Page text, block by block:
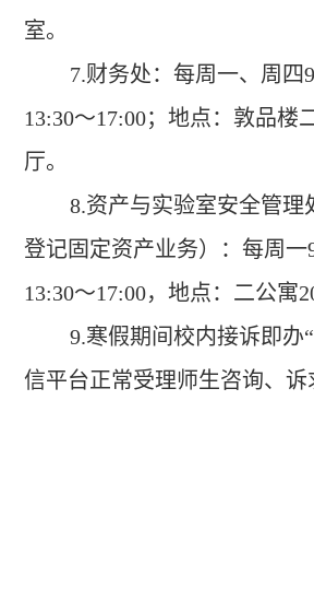
室。
7.财务处：每周一、周四
13:30～17:00；地点：敦品楼
厅。
8.资产与实验室安全管理
登记固定资产业务）：每周一
13:30～17:00，地点：二公寓
9.寒假期间校内接诉即办
信平台正常受理师生咨询、诉